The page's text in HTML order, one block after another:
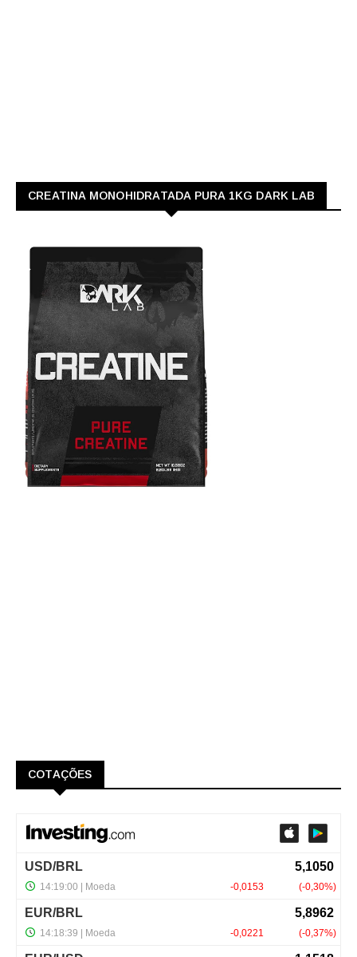
CREATINA MONOHIDRATADA PURA 1KG DARK LAB
COTAÇÕES